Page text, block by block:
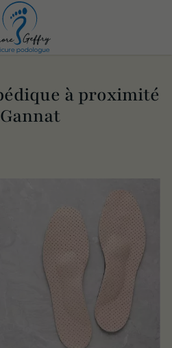
à proximité